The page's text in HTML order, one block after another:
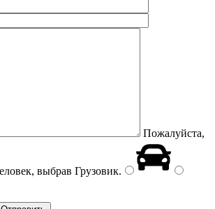
Пожалуйста,
выбрав Грузовик.